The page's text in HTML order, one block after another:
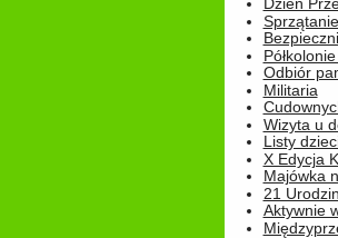
Odbiór
Militaria
Wizyta u
Listy
X Edycja
Majówka
21
Aktywnie